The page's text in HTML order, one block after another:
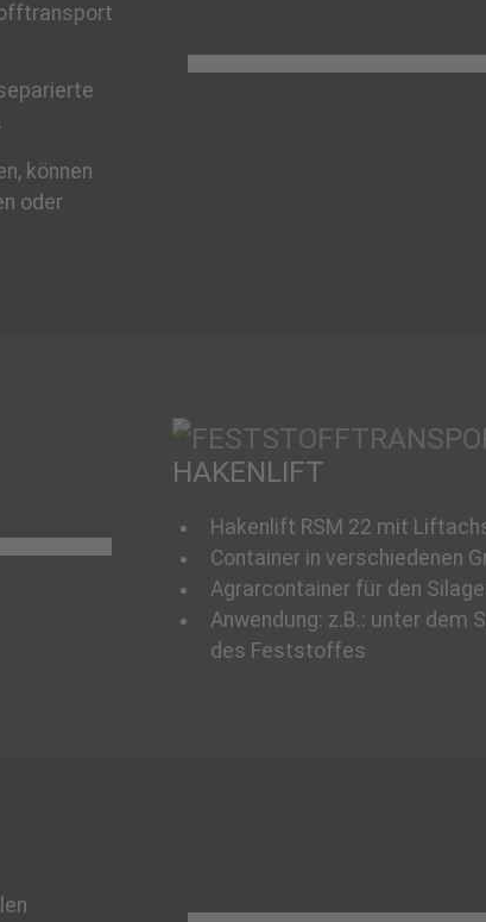
können
oder
HAKENLIFT
Hakenlift RSM 22 mit
Container in verschiedenen
Agrarcontainer für den
Anwendung: z.B.: unter dem
des Feststoffes